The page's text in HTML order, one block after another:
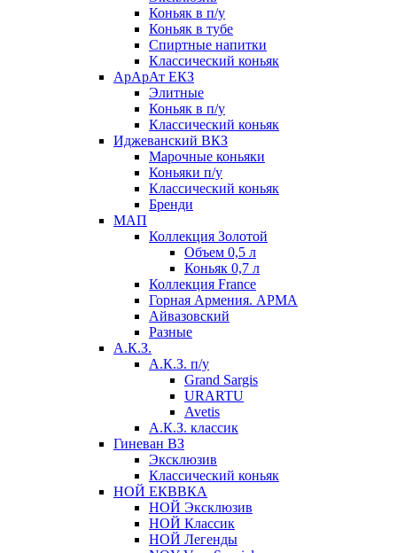
Коньяк в п/у
Коньяк в тубе
Спиртные напитки
Классический коньяк
АрАрАт ЕКЗ
Элитные
Коньяк в п/у
Классический коньяк
Иджеванский ВКЗ
Марочные коньяки
Коньяки п/у
Классический коньяк
Бренди
МАП
Коллекция Золотой
Объем 0,5 л
Коньяк 0,7 л
Коллекция France
Горная Армения. АРМА
Айвазовский
Разные
А.К.З.
А.К.З. п/у
Grand Sargis
URARTU
Avetis
А.К.З. классик
Гиневан ВЗ
Эксклюзив
Классический коньяк
НОЙ ЕКВВКА
НОЙ Эксклюзив
НОЙ Классик
НОЙ Легенды